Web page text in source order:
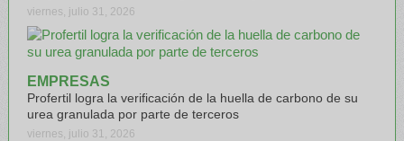
viernes, julio 31, 2026
EMPRESAS
Profertil logra la verificación de la huella de carbono de su
urea granulada por parte de terceros
viernes, julio 31, 2026